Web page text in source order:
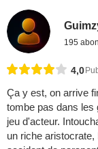
195
4,0
Ça y est, on arrive
tombe pas dans les
jeu d'acteur.
un riche aristocrate,